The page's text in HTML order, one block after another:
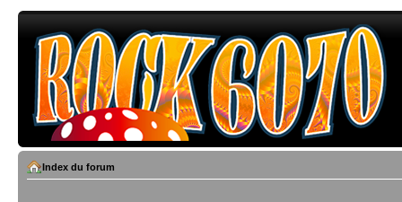
Index du forum